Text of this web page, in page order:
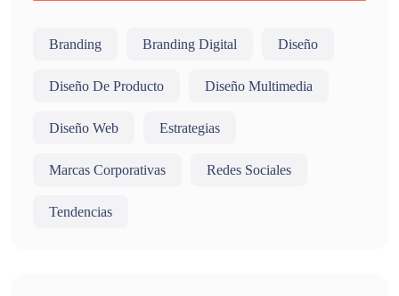
Branding Branding Digital Diseño
Diseño De Producto Diseño Multimedia
Diseño Web Estrategias
Marcas Corporativas Redes Sociales
Tendencias